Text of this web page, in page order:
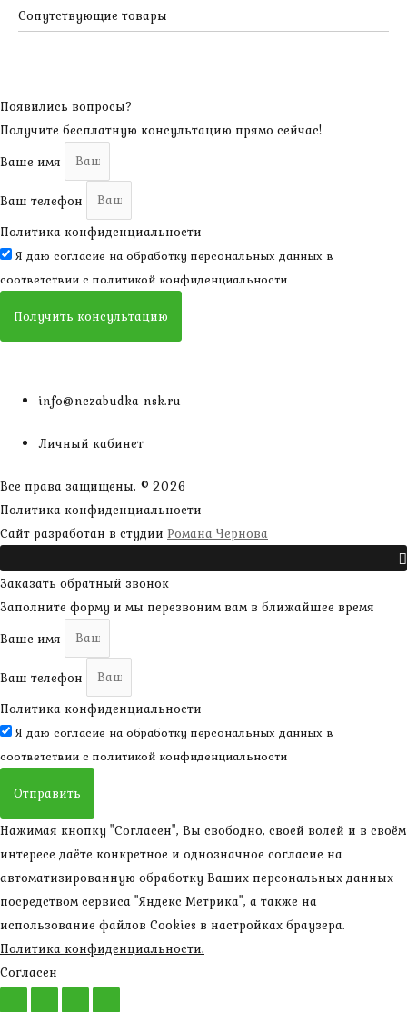
Сопутствующие товары
Появились вопросы?
Получите бесплатную консультацию прямо сейчас!
Ваше имя
Ваш телефон
Политика конфиденциальности
Я даю согласие на обработку персональных данных в
соответствии с политикой конфиденциальности
Получить консультацию
info@nezabudka-nsk.ru
Личный кабинет
Все права защищены, © 2026
Политика конфиденциальности
Сайт разработан в студии Романа Чернова
Заказать обратный звонок
Заполните форму и мы перезвоним вам в ближайшее время
Ваше имя
Ваш телефон
Политика конфиденциальности
Я даю согласие на обработку персональных данных в
соответствии с политикой конфиденциальности
Отправить
Нажимая кнопку "Согласен", Вы свободно, своей волей и в своём
интересе даёте конкретное и однозначное согласие на
автоматизированную обработку Ваших персональных данных
посредством сервиса "Яндекс Метрика", а также на
использование файлов Cookies в настройках браузера.
Политика конфиденциальности.
Согласен